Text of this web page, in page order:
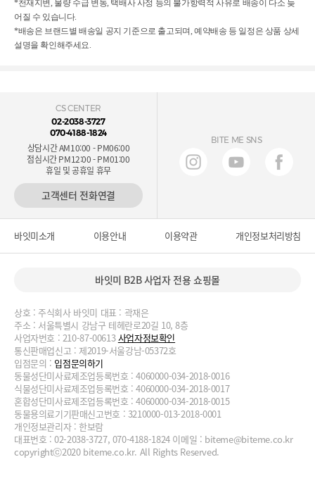
*천재지변, 물량 수급 변동, 택배사 사정 등의 불가항력적 사유로 배송이 다소 늦
어질 수 있습니다.
*배송은 브랜드별 배송일 공지 기준으로 출고되며, 예약배송 등 일정은 상품 상세
설명을 확인해주세요.
CS CENTER
02-2038-3727
070-4188-1824
상담시간 AM10:00 - PM06:00
점심시간 PM12:00 - PM01:00
휴일 및 공휴일 휴무
고객센터 전화연결
BITE ME SNS
바잇미소개 이용안내 이용약관 개인정보처리방침
바잇미 B2B 사업자 전용 쇼핑몰
상호 : 주식회사 바잇미 대표 : 곽재은
주소 : 서울특별시 강남구 테헤란로20길 10, 8층
사업자번호 : 210-87-00613사업자정보확인
통신판매업신고 : 제2019-서울강남-05372호
입점문의 : 입점문의하기
동물성단미사료제조업등록번호 : 4060000-034-2018-0016
식물성단미사료제조업등록번호 : 4060000-034-2018-0017
혼합성단미사료제조업등록번호 : 4060000-034-2018-0015
동물용의료기기판매신고번호 : 3210000-013-2018-0001
개인정보관리자 : 한보람
대표번호 : 02-2038-3727, 070-4188-1824 이메일 : biteme@biteme.co.kr
copyrightⓒ2020 biteme.co.kr. All Rights Reserved.